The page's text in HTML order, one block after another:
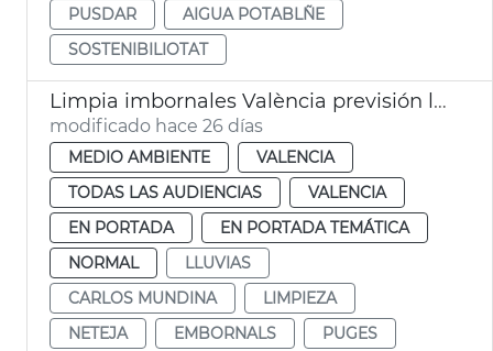
PUSDAR
AIGUA POTABLÑE
SOSTENIBILIOTAT
Limpia imbornales València previsión lluvias verano
modificado hace 26 días
MEDIO AMBIENTE
VALENCIA
TODAS LAS AUDIENCIAS
VALENCIA
EN PORTADA
EN PORTADA TEMÁTICA
NORMAL
LLUVIAS
CARLOS MUNDINA
LIMPIEZA
NETEJA
EMBORNALS PUGES